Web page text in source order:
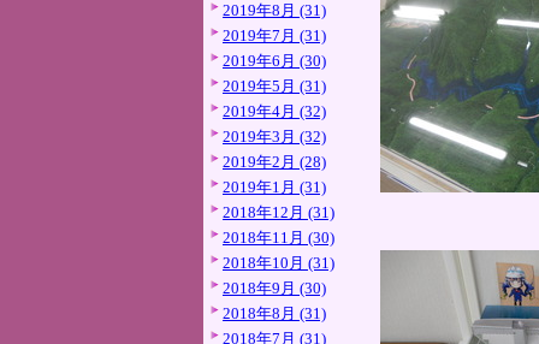
2019年8月 (31)
2019年7月 (31)
2019年6月 (30)
2019年5月 (31)
2019年4月 (32)
2019年3月 (32)
2019年2月 (28)
2019年1月 (31)
2018年12月 (31)
2018年11月 (30)
2018年10月 (31)
2018年9月 (30)
2018年8月 (31)
2018年7月 (31)